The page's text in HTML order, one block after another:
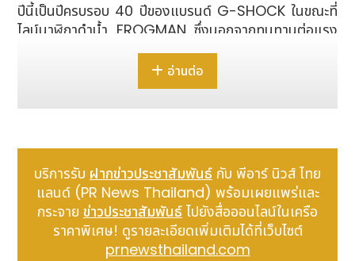
ปีนี้เป็นปีครบรอบ 40 ปีของแบรนด์ G-SHOCK ในขณะที่
ไลน์นาฬิกาดำน้ำ FROGMAN ซึ่งนอกจากทนทานต่อแรง
กระแทกแล้วยังได้รับความนิยมจากรูปทรงอสมมาตรที่เป็น
เอกลักษณ์ ก็ฉลองครบรอบ 30 ปีในปีนี้เช่นกัน คาสิโอจึงถือ
โอกาสดีฉลองครบรอบพร้อมกันด้วยการเปิดตัวนาฬิการุ่น
ใหม่ในฤดูใบไม้ผลิและฤดูร้อนนี้ โดย MRG-BF1000R เป็น
ของนาฬิกาดำน้ำ FROGMAN อันเป็นส่วนหนึ่งของซีรีส์
MR-G ซึ่งเป็นซีรีส์เรือธงของแบรนด์ G-SHOCK
MRG-BF1000E พัฒนามาจากรุ่น MRG-BF1000R โดด
เด่นด้วยสีเหลืองสดที่ชวนให้นึกถึงดีไซน์สีรุ่นแรกของ
FROGMAN ออกแบบมาให้สมกับโอกาสฉลองครบรอบ
แบบดับเบิลสุดพิเศษนี้
อ่านต่อ
บริการรับ ฝากข่าวประชาสัมพันธ์ กับ พีอาร์ นิวส์ ไทย
แลนด์ (PR News Thailand) พร้อมเผยแพร่และ
กระจาย ข่าวประชาสัมพันธ์ ไปยังสื่อออนไลน์ในเครือ
ราคาพิเศษ! ดูรายละเอียดเพิ่มเติมได้ที่เว็บไซต์
prnewsthailand.com